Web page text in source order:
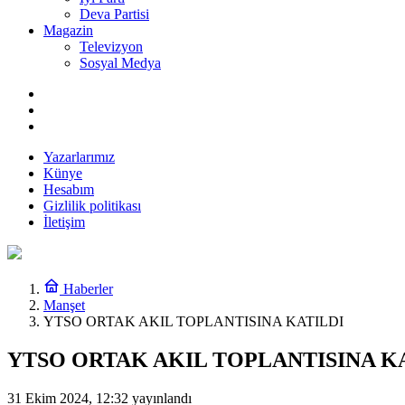
Deva Partisi
Magazin
Televizyon
Sosyal Medya
Yazarlarımız
Künye
Hesabım
Gizlilik politikası
İletişim
Haberler
Manşet
YTSO ORTAK AKIL TOPLANTISINA KATILDI
YTSO ORTAK AKIL TOPLANTISINA
31 Ekim 2024, 12:32 yayınlandı